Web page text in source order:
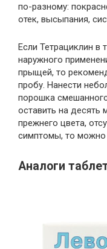
по-разному:
отек, высыпания,
Если Тетрациклин в
наружного
прыщей, то
пробу. Нанести
порошка
оставить на десять
прежнего цвета,
симптомы, то можно
Аналоги